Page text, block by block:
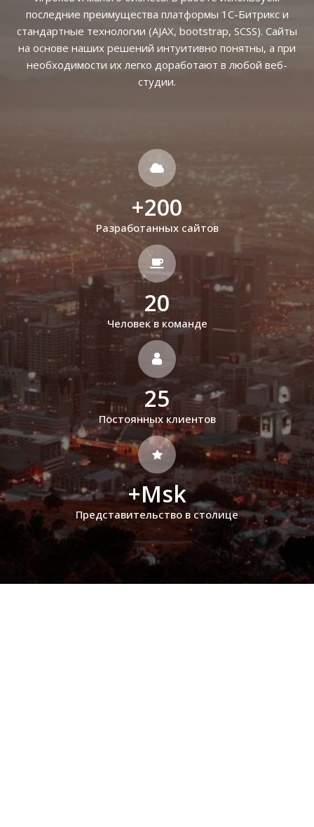
последние преимущества платформы 1С-Битрикс и
стандартные технологии (AJAX, bootstrap, SCSS). Сайты
на основе наших решений интуитивно понятны, а при
необходимости их легко доработают в любой веб-
студии.
+200
Разработанных сайтов
20
Человек в команде
25
Постоянных клиентов
+Msk
Представительство в столице